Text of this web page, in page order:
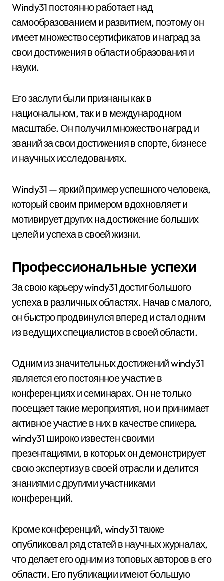
Windy31 постоянно работает над
самообразованием и развитием, поэтому он
имеет множество сертификатов и наград за
свои достижения в области образования и
науки.
Его заслуги были признаны как в
национальном, так и в международном
масштабе. Он получил множество наград и
званий за свои достижения в спорте, бизнесе
и научных исследованиях.
Windy31 — яркий пример успешного человека,
который своим примером вдохновляет и
мотивирует других на достижение больших
целей и успеха в своей жизни.
Профессиональные успехи
За свою карьеру windy31 достиг большого
успеха в различных областях. Начав с малого,
он быстро продвинулся вперед и стал одним
из ведущих специалистов в своей области.
Одним из значительных достижений windy31
является его постоянное участие в
конференциях и семинарах. Он не только
посещает такие мероприятия, но и принимает
активное участие в них в качестве спикера.
windy31 широко известен своими
презентациями, в которых он демонстрирует
свою экспертизу в своей отрасли и делится
знаниями с другими участниками
конференций.
Кроме конференций, windy31 также
опубликовал ряд статей в научных журналах,
что делает его одним из топовых авторов в его
области. Его публикации имеют большую